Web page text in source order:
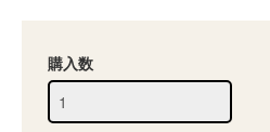
購入数